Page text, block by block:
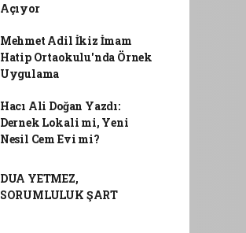
Açıyor
Mehmet Adil İkiz İmam
Hatip Ortaokulu'nda Örnek
Uygulama
Hacı Ali Doğan Yazdı:
Dernek Lokali mi, Yeni
Nesil Cem Evi mi?
DUA YETMEZ,
SORUMLULUK ŞART